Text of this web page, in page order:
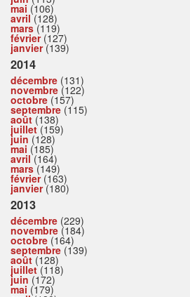
mai (106)
avril(128)
mars(119)
février(127)
janvier(139)
2014
décembre (131)
novembre (122)
octobre (157)
septembre (115)
août (138)
juillet(159)
juin (128)
mai (185)
avril(164)
mars(149)
février(163)
janvier(180)
2013
décembre (229)
novembre (184)
octobre (164)
septembre (139)
août (128)
juillet(118)
juin (172)
mai (179)